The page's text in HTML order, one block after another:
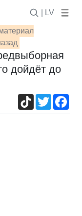
| LV
дойдёт до
TikTokTwitter